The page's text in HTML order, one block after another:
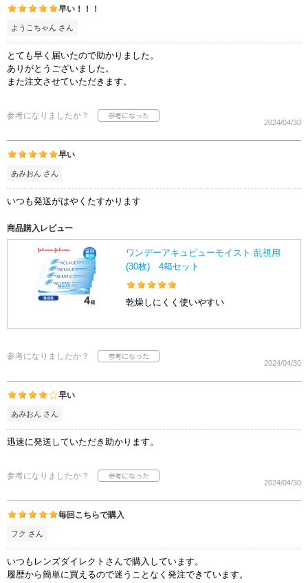
早い！！！
ようこちゃん さん
とても早く届いたので助かりました。
ありがとうございました。
また注文させていただきます。
参考になりましたか？
2024/04/30
早い
あみおん さん
いつも発送がはやくたすかります
商品購入レビュー
ワンデーアキュビューモイスト 乱視用
(30枚) 4箱セット
乾燥しにくく使いやすい
参考になりましたか？
2024/04/30
早い
あみおん さん
迅速に発送していただき助かります。
参考になりましたか？
2024/04/30
毎回こちらで購入
フク さん
いつもレンズダイレクトさんで購入しています。
履歴から簡単に買えるので迷うことなく発注できています。